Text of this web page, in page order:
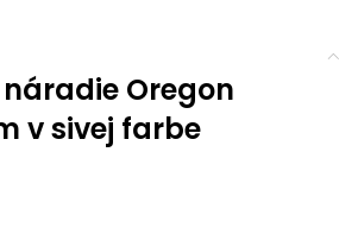
Oregon
v sivej farbe